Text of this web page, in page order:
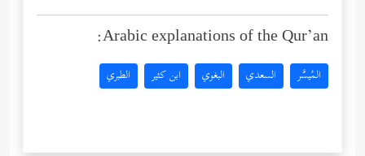
Arabic explanations of the Qur’an:
المُيسَّر السعدي البغوي ابن كثير الطبري